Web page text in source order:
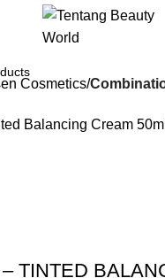
Cosmetics
TINTED